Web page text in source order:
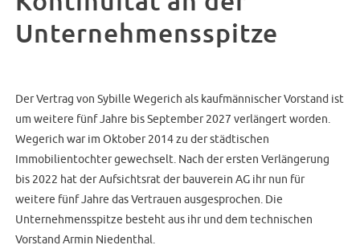
Unternehmensspitze
Der Vertrag von Sybille Wegerich als kaufmännischer Vorstand ist
um weitere fünf Jahre bis September 2027 verlängert worden.
Wegerich war im Oktober 2014 zu der städtischen
Immobilientochter gewechselt. Nach der ersten Verlängerung
bis 2022 hat der Aufsichtsrat der bauverein AG ihr nun für
weitere fünf Jahre das Vertrauen ausgesprochen. Die
Unternehmensspitze besteht aus ihr und dem technischen
Vorstand Armin Niedenthal.